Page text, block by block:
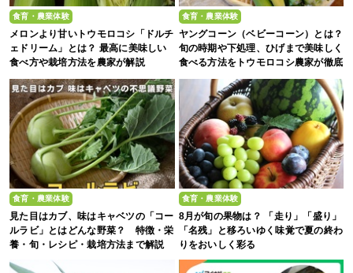
食育・農業体験
メロンより甘いトウモロコシ「ドルチ
ェドリーム」とは？ 最高に美味しい
食べ方や栽培方法を農家が解説
食育・農業体験
ヤングコーン（ベビーコーン）とは？
旬の時期や下処理、ひげまで美味しく
食べる方法をトウモロコシ農家が徹底
食育・農業体験
見た目はカブ、味はキャベツの「コー
ルラビ」とはどんな野菜？ 特徴・栄
養・旬・レシピ・栽培方法まで解説
食育・農業体験
8月が旬の果物は？ 「走り」「盛り」
「名残」と移ろいゆく味覚で夏の終わ
りをおいしく彩る